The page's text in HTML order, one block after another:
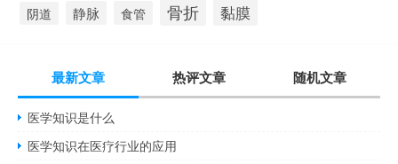
阴道 静脉 食管 骨折 黏膜
最新文章 热评文章 随机文章
医学知识是什么
医学知识在医疗行业的应用